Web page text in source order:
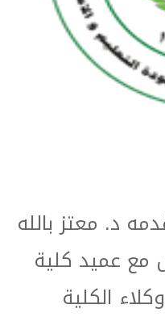
د. معتز بالله
مع عميد كلية
الكلية